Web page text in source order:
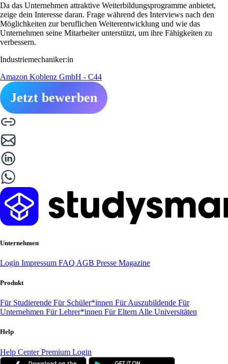
Da das Unternehmen attraktive Weiterbildungsprogramme anbietet,
zeige dein Interesse daran. Frage während des Interviews nach den
Möglichkeiten zur beruflichen Weiterentwicklung und wie das
Unternehmen seine Mitarbeiter unterstützt, um ihre Fähigkeiten zu
verbessern.
Industriemechaniker:in
Amazon Koblenz GmbH - C44
Jetzt bewerben
Unternehmen
Login Impressum FAQ AGB Presse Magazine
Produkt
Für Studierende Für Schüler*innen Für Auszubildende Für
Unternehmen Für Lehrer*innen Für Eltern Alle Universitäten
Help
Help CenterPremium Login